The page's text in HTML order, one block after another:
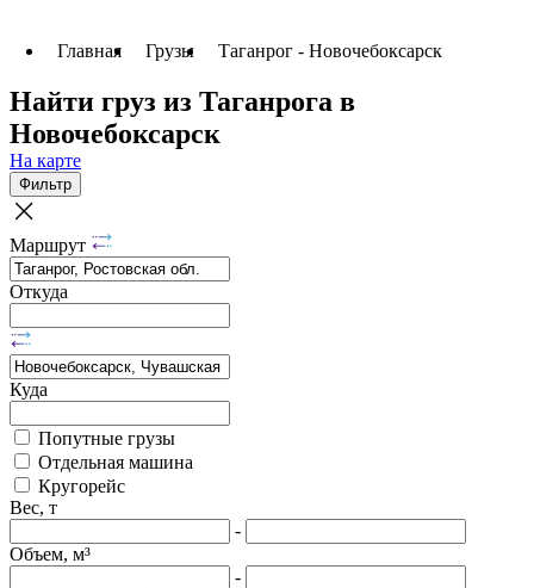
Главная Грузы Таганрог - Новочебоксарск
Найти груз из Таганрога в
Новочебоксарск
На карте
Фильтр
Маршрут
Откуда
Куда
Попутные грузы
Отдельная машина
Кругорейс
Вес, т
-
Объем, м³
-